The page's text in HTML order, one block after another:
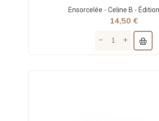
Ensorcelée - Celine B -
14,50 €